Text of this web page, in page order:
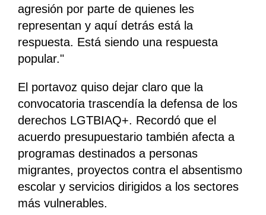
agresión por parte de quienes les
representan y aquí detrás está la
respuesta. Está siendo una respuesta
popular."
El portavoz quiso dejar claro que la
convocatoria trascendía la defensa de los
derechos LGTBIAQ+. Recordó que el
acuerdo presupuestario también afecta a
programas destinados a personas
migrantes, proyectos contra el absentismo
escolar y servicios dirigidos a los sectores
más vulnerables.